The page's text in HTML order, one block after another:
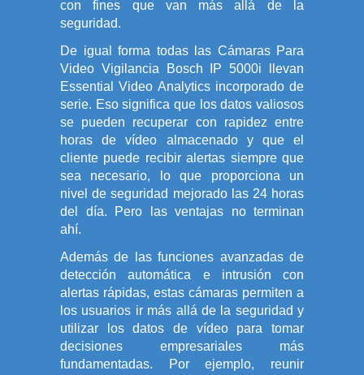
con fines que van más allá de la
seguridad.
De igual forma todas las Cámaras Para
Video Vigilancia Bosch IP 5000i llevan
Essential Video Analytics incorporado de
serie. Eso significa que los datos valiosos
se pueden recuperar con rapidez entre
horas de vídeo almacenado y que el
cliente puede recibir alertas siempre que
sea necesario, lo que proporciona un
nivel de seguridad mejorado las 24 horas
del día. Pero las ventajas no terminan
ahí.
Además de las funciones avanzadas de
detección automática e intrusión con
alertas rápidas, estas cámaras permiten a
los usuarios ir más allá de la seguridad y
utilizar los datos de vídeo para tomar
decisiones empresariales más
fundamentadas. Por ejemplo, reunir